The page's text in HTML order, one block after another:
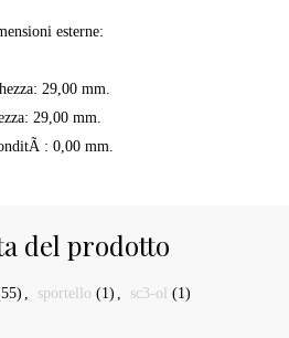
esterne:
29,00 mm.
29,00 mm.
: 0,00 mm.
del prodotto
, sportello (1) , sc3-ol (1)